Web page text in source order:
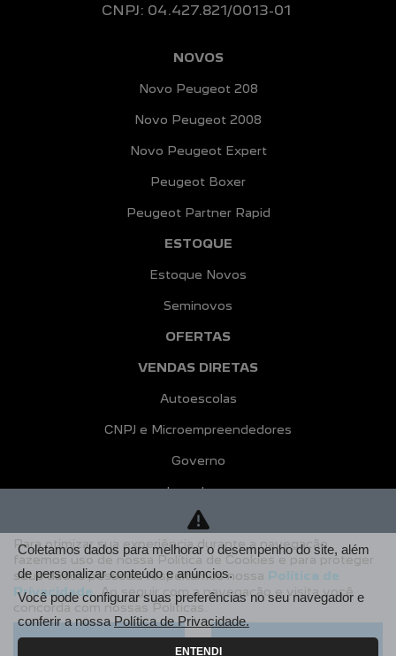
CNPJ: 04.427.821/0013-01
NOVOS
Novo Peugeot 208
Novo Peugeot 2008
Novo Peugeot Expert
Peugeot Boxer
Peugeot Partner Rapid
ESTOQUE
Estoque Novos
Seminovos
OFERTAS
VENDAS DIRETAS
Autoescolas
CNPJ e Microempreendedores
Governo
Locadoras
Produtor Rural
Taxistas
Motoristas de Aplicativo
PEUGEOT INCLUSÃO
SOLUÇÕES FINANCEIRAS
Para otimizar sua experiência durante a navegação,
fazemos uso de nossa Política de Cookies e para proteger
seus dados pessoais respeitamos nossa Política de
Privacidade . Ao seguir com a navegação e visita você
concorda com nossas Políticas.
Aceitar Recusar
Coletamos dados para melhorar o desempenho do site, além
de personalizar conteúdo e anúncios.
Você pode configurar suas preferências no seu navegador e
conferir a nossaPolítica de Privacidade.
ENTENDI